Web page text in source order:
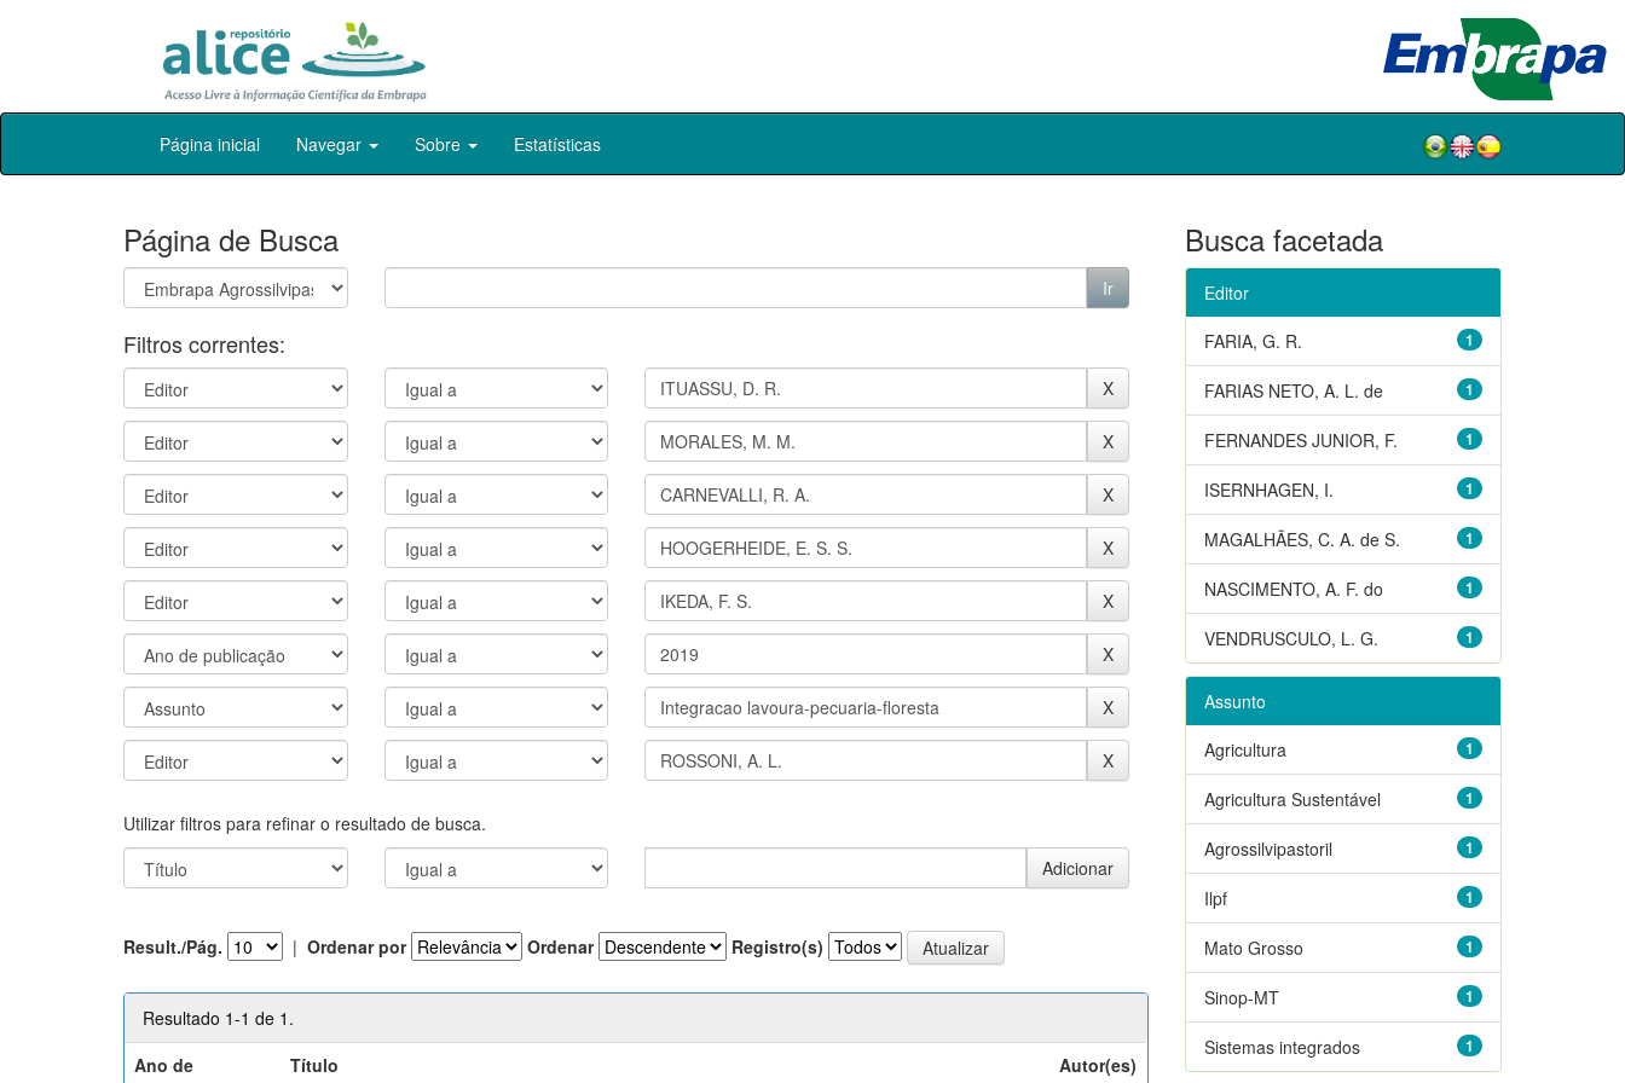
Skip
Página inicial Navegar Sobre Estatísticas
Página de Busca
Filtros correntes:
Utilizar filtros para refinar o resultado de busca.
Result./Pág. | Ordenar por Ordenar Registro(s)
Resultado 1-1 de 1.
Ano de
Título Autor(es)
Busca facetada
Editor
1
FARIA, G. R.
1
FARIAS NETO, A. L. de
1
FERNANDES JUNIOR, F.
1
ISERNHAGEN, I.
1
MAGALHÃES, C. A. de S.
1
NASCIMENTO, A. F. do
1
VENDRUSCULO, L. G.
Assunto
1
Agricultura
1
Agricultura Sustentável
1
Agrossilvipastoril
1
Ilpf
1
Mato Grosso
1
Sinop-MT
1
Sistemas integrados